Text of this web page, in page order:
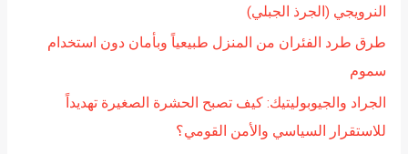
النرويجي (الجرذ الجبلي)
طرق طرد الفئران من المنزل طبيعياً وبأمان دون استخدام
سموم
الجراد والجيوبوليتيك: كيف تصبح الحشرة الصغيرة تهديداً
للاستقرار السياسي والأمن القومي؟